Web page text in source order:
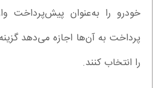
خودرو را به‌عنوان پیش‌پرداخت
پرداخت به آن‌ها اجازه می‌دهد
را انتخاب کنند.